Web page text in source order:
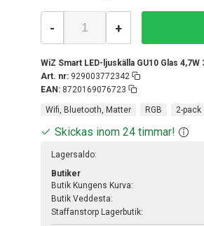
WiZ Smart LED-ljuskälla GU10 Glas 4,7W
Art. nr: 929003772342
EAN: 8720169076723
- +
Wifi, Bluetooth, Matter RGB 2-pack
Skickas inom 24 timmar!
Lagersaldo:
Butiker
Butik Kungens Kurva:
Butik Veddesta:
Staffanstorp Lagerbutik: